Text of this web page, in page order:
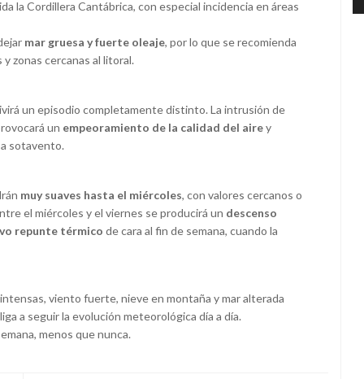
la Cordillera Cantábrica, con especial incidencia en áreas
mar gruesa y fuerte oleaje, por lo que se recomienda
zonas cercanas al litoral.
un episodio completamente distinto. La intrusión de
un empeoramiento de la calidad del airey
sotavento.
muy suaves hasta el miércoles, con valores cercanos o
el miércoles y el viernes se producirá un descenso
repunte térmico de cara al fin de semana, cuando la
viento fuerte, nieve en montaña y mar alterada
a seguir la evolución meteorológica día a día.
menos que nunca.